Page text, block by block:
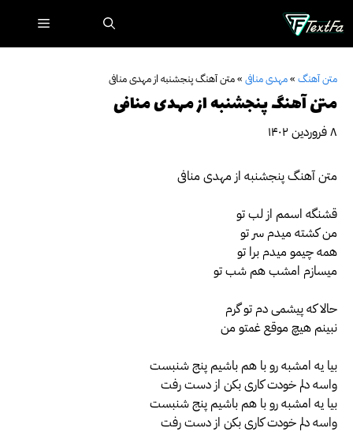
محتوا
فهرست
متن آهنگ »مهدی منافی »متن آهنگ پنجشنبه از مهدی منافی
متن آهنگ پنجشنبه از مهدی منافی
۸ فروردین ۱۴۰۲
متن آهنگ پنجشنبه از مهدی منافی
قشنگه اسمم از لب تو
من کشته میدم سر تو
همه چیمو میدم برا تو
میسازم امشب هم شب تو
حالا که پیشمی دم تو گرم
نبینم هیچ موقع غمتو من
بیا یه امشبه رو با هم باشیم پنج شنبست
واسه دلم خودت کاری بکن از دست رفت
بیا یه امشبه رو با هم باشیم پنج شنبست
واسه دلم خودت کاری بکن از دست رفت